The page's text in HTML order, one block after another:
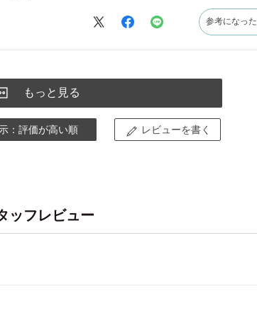
参考になった
もっと見る
：評価が高い順 レビューを書く
ッフレビュー